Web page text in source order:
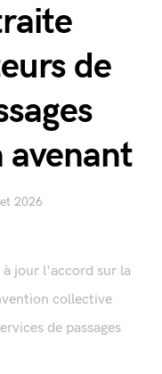
de
avenant
2026
à jour l'accord sur la
collective
de passages